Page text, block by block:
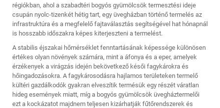
régiókban, ahol a szabadtéri bogyós gyümölcsök termesztési ideje
csupán nyolc-tizenkét hétig tart, egy üvegházban történő termelés az
infrastruktúra és a megfelelő fajtaválasztás segítségével hat hónapnál
is hosszabb időszakra képes kiterjeszteni a termelést.
A stabilis éjszakai hőmérséklet fenntartásának képessége különösen
értékes olyan növények számára, mint a áfonya és a eper, amelyek
érzékenyek a virágzás idején bekövetkező késői fagykárokra és
hőingadozásokra. A fagykárosodásra hajlamos területeken termelő
kültéri gazdálkodók gyakran elveszítik termésük egy részét váratlan
hideg események miatt, míg a bogyós gyümölcsök üvegháztermelői
ezt a kockázatot majdnem teljesen kizárhatják fűtőrendszerek és